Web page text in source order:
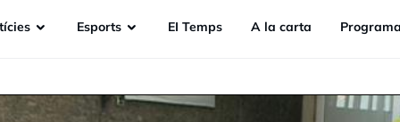
Esports EI Temps A la carta